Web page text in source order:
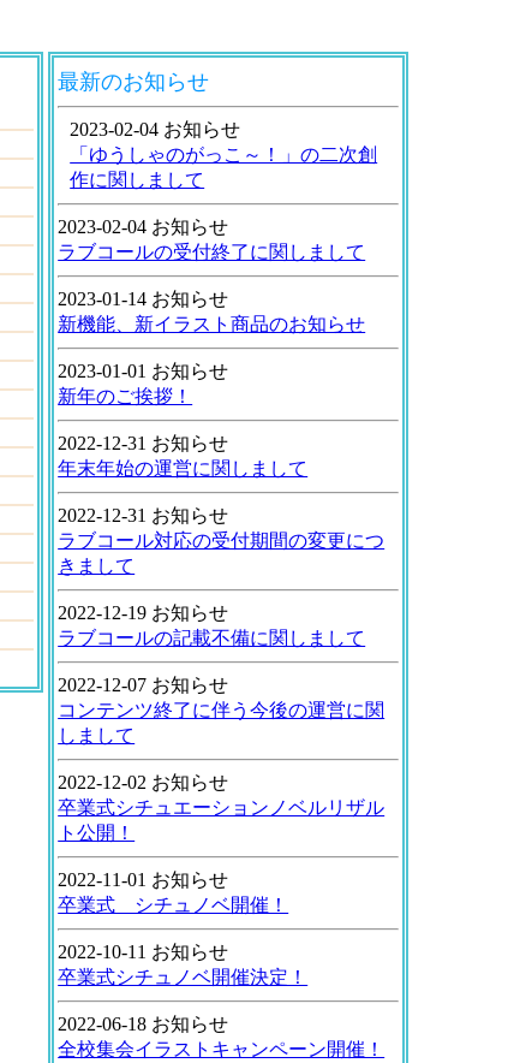
最新のお知らせ
2023-02-04 お知らせ
「ゆうしゃのがっこ～！」の二次創
作に関しまして
2023-02-04 お知らせ
ラブコールの受付終了に関しまして
2023-01-14 お知らせ
新機能、新イラスト商品のお知らせ
2023-01-01 お知らせ
新年のご挨拶！
2022-12-31 お知らせ
年末年始の運営に関しまして
2022-12-31 お知らせ
ラブコール対応の受付期間の変更につ
きまして
2022-12-19 お知らせ
ラブコールの記載不備に関しまして
2022-12-07 お知らせ
コンテンツ終了に伴う今後の運営に関
しまして
2022-12-02 お知らせ
卒業式シチュエーションノベルリザル
ト公開！
2022-11-01 お知らせ
卒業式 シチュノベ開催！
2022-10-11 お知らせ
卒業式シチュノベ開催決定！
2022-06-18 お知らせ
全校集会イラストキャンペーン開催！